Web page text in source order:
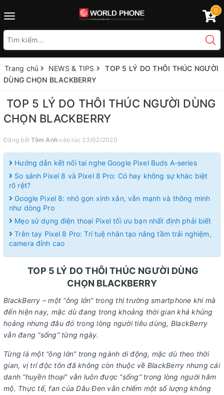
Toggle
0
Trang chủ NEWS & TIPS
TOP 5 LÝ DO THÔI THÚC NGƯỜI
DÙNG CHỌN BLACKBERRY
TOP 5 LÝ DO THÔI THÚC NGƯỜI DÙNG
CHỌN BLACKBERRY
Đăng bởiTâm Anh vào lúc 23/02/2020
Hướng dẫn kết nối tai nghe Google Pixel Buds A-series
So sánh Pixel 8 và Pixel 8 Pro: Có hay không sự khác biệt
rõ rệt?
Google Pixel 8: nhỏ gọn xinh xắn, vẫn mạnh và thông minh
như dòng Pro
Mẹo sử dụng điện thoại Pixel tối ưu bạn nhất định phải biết
Trên tay Pixel 8 Pro: Trí tuệ nhân tạo nâng tầm trải nghiệm,
camera đỉnh cao
TOP 5 LÝ DO THÔI THÚC NGƯỜI DÙNG
CHỌN BLACKBERRY
BlackBerry – một “ông lớn” trong thị trường smartphone khi mà
đến hiện nay, mặc dù đang trong khoảng thời gian khá khủng
hoảng nhưng đâu đó trong lòng người tiêu dùng, BlackBerry
vẫn đang “sống” từng ngày.
Từng là một “ông lớn” trong ngành di động, mặc dù theo thời
gian, vị trí độc tôn đã không còn thuộc về BlackBerry nhưng cái
danh “huyền thoại” vẫn luôn được “sống” trong lòng người hâm
mộ. Thực tế, fan của Dâu Đen vẫn chiếm một số lượng không